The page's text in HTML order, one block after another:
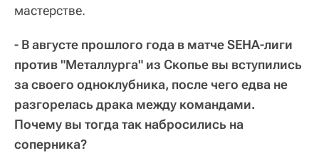
мастерстве.
- В августе прошлого года в матче SEHA-лиги
против "Металлурга" из Скопье вы вступились
за своего одноклубника, после чего едва не
разгорелась драка между командами.
Почему вы тогда так набросились на
соперника?